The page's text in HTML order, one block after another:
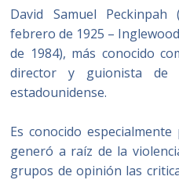
David Samuel
febrero de 1925 –
de 1984), más conocido
director y guionista de
estadounidense.
Es conocido
generó a raíz de la
grupos de opinión las